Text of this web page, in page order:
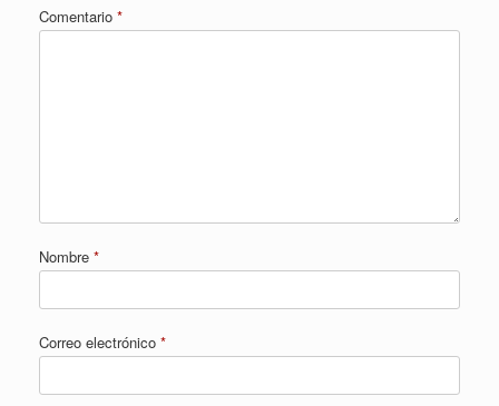
Comentario *
Nombre *
Correo electrónico *